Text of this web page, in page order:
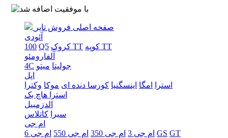
صفحه اصلی فروش تایر
آئودی
100 Q5 کروک TT
کوپه TT
آلفارومئو
4C
جولیتا میتو
اپل
استرا
امگا اینسگنیا کورسا دنده ای موکا وکترا
استرا هاچ بک
الدزمبیل
سیرا
کاتلاس
ام جی
ام جی 3
ام جی 350 ام جی 550 ام جی 6 GS GT